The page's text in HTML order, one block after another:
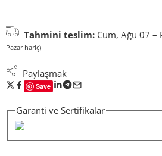
Tahmini teslim: Cum, Ağu 07 –
Pazar hariç)
Paylaşmak
Save
Garanti ve Sertifikalar